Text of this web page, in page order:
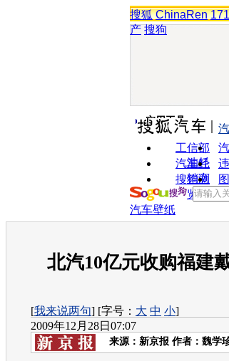
搜狐 ChinaRen
产 搜狗
实用工具
工信部
油耗
汽车经
销商
搜狗浏
览器
汽车壁纸
北汽10亿元收购福建
[我来说两句] [字号： 大 中 小]
2009年12月28日07:07
来源： 新京报 作者：魏学